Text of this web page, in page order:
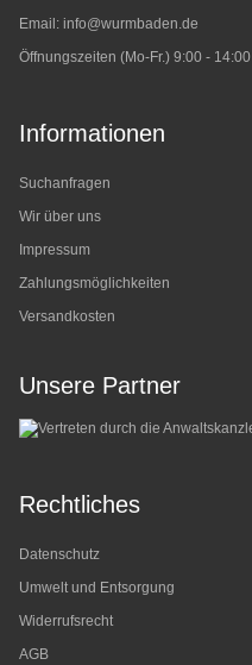
Email: info@wurmbaden.de
Öffnungszeiten (Mo-Fr.) 9:00 - 14:00
Informationen
Suchanfragen
Wir über uns
Impressum
Zahlungsmöglichkeiten
Versandkosten
Unsere Partner
Rechtliches
Datenschutz
Umwelt und Entsorgung
Widerrufsrecht
AGB